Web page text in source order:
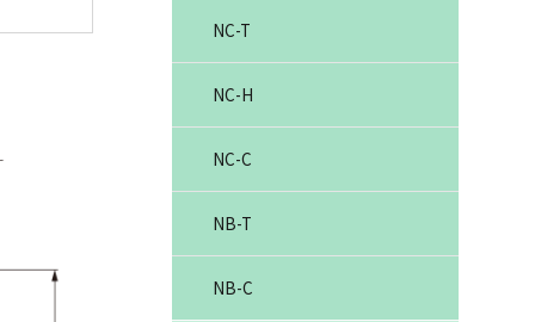
NC-T
NC-H
NC-C
NB-T
NB-C